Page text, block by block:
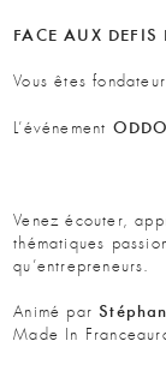
FACE AUX DEFIS
Vous êtes
L’événement
Venez écouter,
thématiques
qu’entrepreneurs.
Animé par
Made In